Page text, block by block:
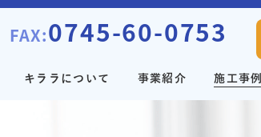
FAX:0745-60-0753
キララについて 事業紹介 施工事例